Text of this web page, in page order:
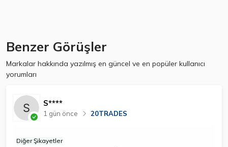
Benzer Görüşler
Markalar hakkında yazılmış en güncel ve en popüler kullanıcı
yorumları
S****
1 gün önce 20TRADES
Diğer Şikayetler